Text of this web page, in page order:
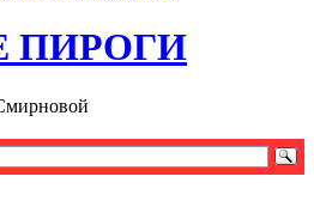
ПИРОГИ